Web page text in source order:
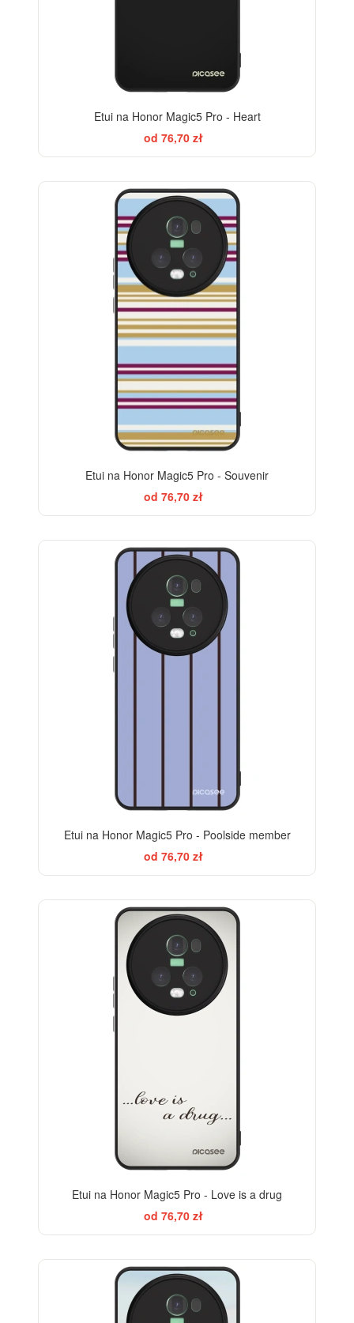
Etui na Honor Magic5 Pro - Heart
od 76,70 zł
Etui na Honor Magic5 Pro - Souvenir
od 76,70 zł
Etui na Honor Magic5 Pro - Poolside member
od 76,70 zł
Etui na Honor Magic5 Pro - Love is a drug
od 76,70 zł